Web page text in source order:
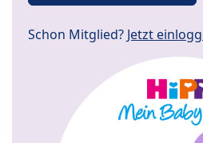
Schon Mitglied? Jetzt